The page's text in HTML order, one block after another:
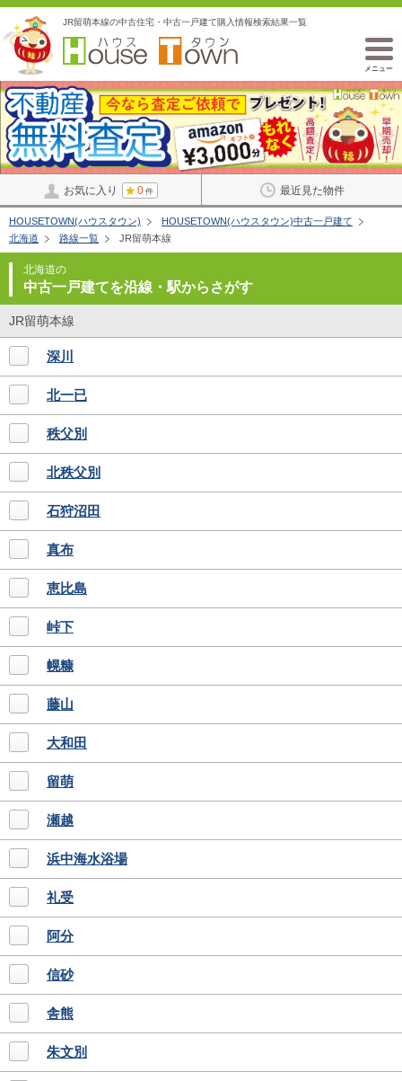
JR留萌本線の中古住宅・中古一戸建て購入情報検索結果一覧
メニュー
お気に入り 0 件 最近見た物件
HOUSETOWN(ハウスタウン)
HOUSETOWN(ハウスタウン)中古一戸建て
北海道
路線一覧 JR留萌本線
北海道の
中古一戸建てを沿線・駅からさがす
JR留萌本線
深川
北一已
秩父別
北秩父別
石狩沼田
真布
恵比島
峠下
幌糠
藤山
大和田
留萌
瀬越
浜中海水浴場
礼受
阿分
信砂
舎熊
朱文別